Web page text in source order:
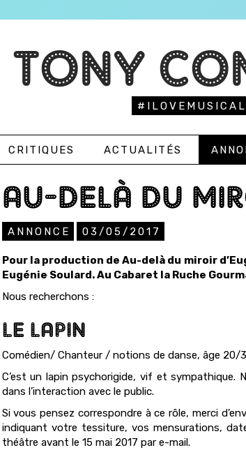
TONY
CRITIQUES ACTUALITÉS
AU-DELÀ DU
ANNONCE 03/05/2017
Pour la production de Au-delà du miroir
Eugénie Soulard. Au Cabaret la Ruche
Nous recherchons :
LE LAPIN
Comédien/ Chanteur / notions de danse, âge 20/
C’est un lapin psychorigide, vif et sympathique.
dans l’interaction avec le public.
Si vous pensez correspondre à ce rôle, merci
indiquant votre tessiture, vos mensurations,
théâtre avant le 15 mai 2017 par e-mail.